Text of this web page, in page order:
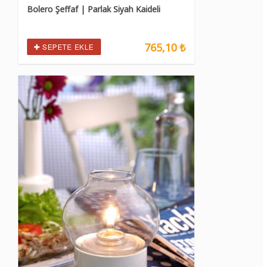
Bolero Şeffaf | Parlak Siyah Kaideli
SEPETE EKLE 765,10 ₺